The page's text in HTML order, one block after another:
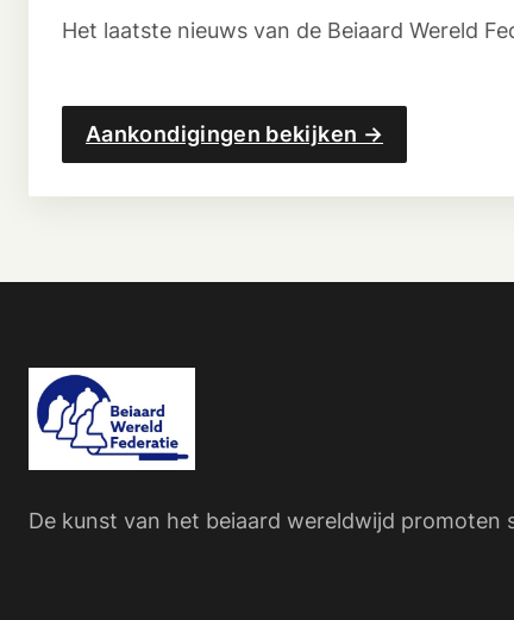
Het laatste nieuws van de Beiaard Wereld
Aankondigingen bekijken →
De kunst van het beiaard wereldwijd promoten